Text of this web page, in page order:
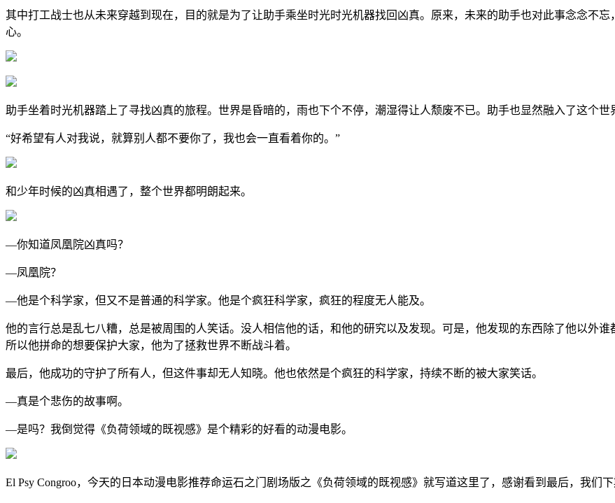
其中打工战士也从未来穿越到现在，目的就是为了让助手乘坐时光时光机器找回凶真。原来，未来的助手也对此事念念不
心。
助手坐着时光机器踏上了寻找凶真的旅程。世界是昏暗的，雨也下个不停，潮湿得让人颓废不已。助手也显然融入了这个世
“好希望有人对我说，就算别人都不要你了，我也会一直看着你的。”
和少年时候的凶真相遇了，整个世界都明朗起来。
—你知道凤凰院凶真吗？
—凤凰院？
—他是个科学家，但又不是普通的科学家。他是个疯狂科学家，疯狂的程度无人能及。
他的言行总是乱七八糟，总是被周围的人笑话。没人相信他的话，和他的研究以及发现。可是，他发现的东西除了他以外
所以他拼命的想要保护大家，他为了拯救世界不断战斗着。
最后，他成功的守护了所有人，但这件事却无人知晓。他也依然是个疯狂的科学家，持续不断的被大家笑话。
—真是个悲伤的故事啊。
—是吗？我倒觉得《负荷领域的既视感》是个精彩的好看的动漫电影。
El Psy Congroo，今天的日本动漫电影推荐命运石之门剧场版之《负荷领域的既视感》就写道这里了，感谢看到最后，我们下